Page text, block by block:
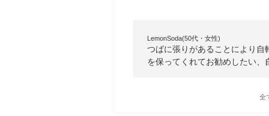
LemonSoda(50代・女性)
つばに張りがあることにより
を保ってくれてお勧めしたい、
全